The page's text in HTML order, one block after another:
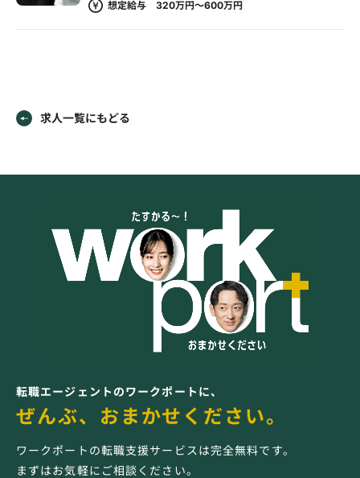
想定給与 320万円～600万円
求人一覧にもどる
転職エージェントのワークポートに、
ぜんぶ、おまかせください。
ワークポートの転職支援サービスは完全無料です。
まずはお気軽にご相談ください。